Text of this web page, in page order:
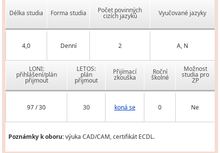
Délka studia Forma studia Počet povinných
cizích jazyků Vyučované jazyky
4,0 Denní 2 A, N
LONI:
přihlášení/plán
přijmout
LETOS:
plán
přijmout
Přijímací
zkouška
Roční
školné
Možnost
studia pro
ZP
97 / 30 30 koná se 0 Ne
Poznámky k oboru:výuka CAD/CAM, certifikát ECDL.